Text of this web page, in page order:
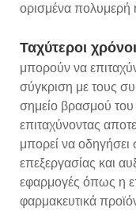
ορισμένα πολυμερή
Ταχύτεροι
μπορούν να
σύγκριση με τους
σημείο βρασμού
επιταχύνοντας
μπορεί να οδηγήσει
επεξεργασίας και
εφαρμογές όπως η
φαρμακευτικά